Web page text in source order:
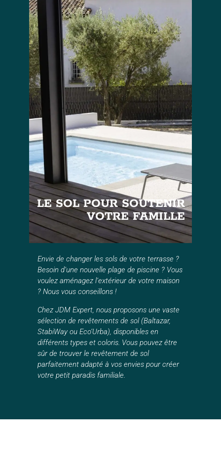
LE SOL POUR SOUTENIR
VOTRE FAMILLE
Envie de changer les sols de votre terrasse ?
Besoin d’une nouvelle plage de piscine ? Vous
voulez aménagez l’extérieur de votre maison
? Nous vous conseillons !
Chez JDM Expert, nous proposons une vaste
sélection de revêtements de sol (Baltazar,
StabiWay ou Eco’Urba), disponibles en
différents types et coloris. Vous pouvez être
sûr de trouver le revêtement de sol
parfaitement adapté à vos envies pour créer
votre petit paradis familiale.